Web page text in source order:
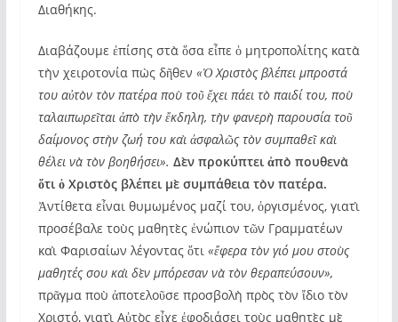
Διαθήκης.
Διαβάζουμε ἐπίσης στὰ ὅσα εἶπε ὁ μητροπολίτης κατὰ
τὴν χειροτονία πὼς δῆθεν «Ὁ Χριστὸς βλέπει μπροστά
του αὐτὸν τὸν πατέρα ποὺ τοῦ ἔχει πάει τὸ παιδί του, ποὺ
ταλαιπωρεῖται ἀπὸ τὴν ἔκδηλη, τὴν φανερὴ παρουσία τοῦ
δαίμονος στὴν ζωή του καὶ ἀσφαλῶς τὸν συμπαθεῖ καὶ
θέλει νὰ τὸν βοηθήσει». Δὲν προκύπτει ἀπὸ πουθενὰ
ὅτι ὁ Χριστὸς βλέπει μὲ συμπάθεια τὸν πατέρα.
Ἀντίθετα εἶναι θυμωμένος μαζί του, ὀργισμένος, γιατὶ
προσέβαλε τοὺς μαθητὲς ἐνώπιον τῶν Γραμματέων
καὶ Φαρισαίων λέγοντας ὅτι «ἔφερα τὸν γιό μου στοὺς
μαθητές σου καὶ δὲν μπόρεσαν νὰ τὸν θεραπεύσουν»,
πρᾶγμα ποὺ ἀποτελοῦσε προσβολὴ πρὸς τὸν ἴδιο τὸν
Χριστό, γιατὶ Αὐτὸς εἶχε ἐφοδιάσει τοὺς μαθητὲς μὲ